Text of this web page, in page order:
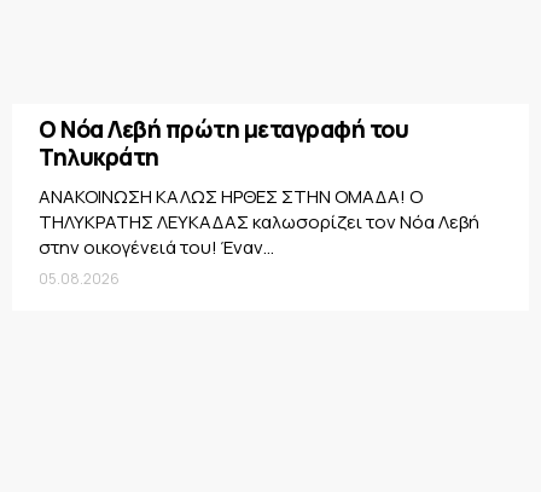
Ο Νόα Λεβή πρώτη μεταγραφή του
Τηλυκράτη
ΑΝΑΚΟΙΝΩΣΗ ΚΑΛΩΣ ΗΡΘΕΣ ΣΤΗΝ ΟΜΑΔΑ! Ο
ΤΗΛΥΚΡΑΤΗΣ ΛΕΥΚΑΔΑΣ καλωσορίζει τον Νόα Λεβή
στην οικογένειά του! Έναν...
05.08.2026